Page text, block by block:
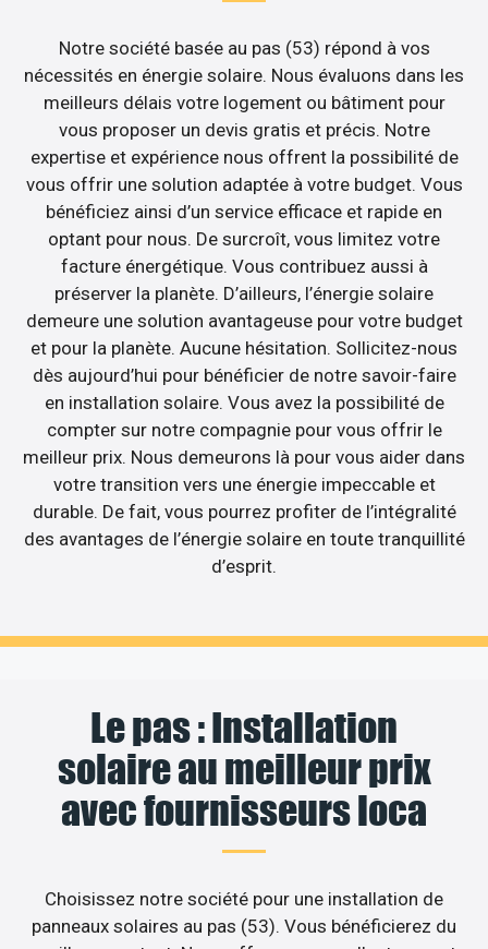
Notre société basée au pas (53) répond à vos
nécessités en énergie solaire. Nous évaluons dans les
meilleurs délais votre logement ou bâtiment pour
vous proposer un devis gratis et précis. Notre
expertise et expérience nous offrent la possibilité de
vous offrir une solution adaptée à votre budget. Vous
bénéficiez ainsi d’un service efficace et rapide en
optant pour nous. De surcroît, vous limitez votre
facture énergétique. Vous contribuez aussi à
préserver la planète. D’ailleurs, l’énergie solaire
demeure une solution avantageuse pour votre budget
et pour la planète. Aucune hésitation. Sollicitez-nous
dès aujourd’hui pour bénéficier de notre savoir-faire
en installation solaire. Vous avez la possibilité de
compter sur notre compagnie pour vous offrir le
meilleur prix. Nous demeurons là pour vous aider dans
votre transition vers une énergie impeccable et
durable. De fait, vous pourrez profiter de l’intégralité
des avantages de l’énergie solaire en toute tranquillité
d’esprit.
Le pas : Installation
solaire au meilleur prix
avec fournisseurs loca
Choisissez notre société pour une installation de
panneaux solaires au pas (53). Vous bénéficierez du